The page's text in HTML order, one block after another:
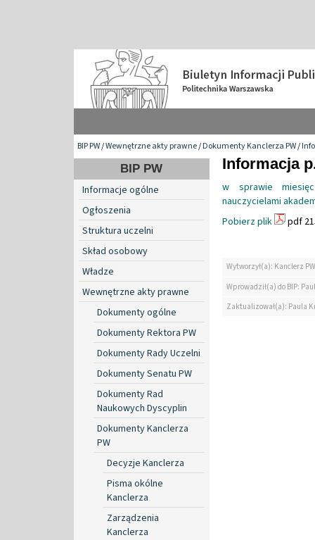
BIP PW/Wewnętrzne akty prawne/Dokumenty Kanclerza PW/
BIP PW
Informacje ogólne
Ogłoszenia
Struktura uczelni
Skład osobowy
Władze
Wewnętrzne akty prawne
Dokumenty ogólne
Dokumenty Rektora PW
Dokumenty Rady Uczelni
Dokumenty Senatu PW
Dokumenty Rad
Naukowych Dyscyplin
Dokumenty Kanclerza
PW
Decyzje Kanclerza
Pisma okólne
Kanclerza
Zarządzenia
Kanclerza
Informacja
w sprawie
nauczycielami
Pobierz plik
pdf
Wytworzył(a): Kanclerz PW
Wprowadził(a) do BIP:
Zaktualizował(a): Paula